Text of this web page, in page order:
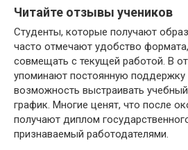
Читайте отзывы учеников
Студенты, которые получают
часто отмечают удобство
совмещать с текущей работой. В
упоминают постоянную поддержку
возможность выстраивать
график. Многие ценят, что после
получают диплом
признаваемый работодателями.